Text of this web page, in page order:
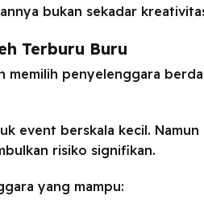
bukan sekadar
Terburu Buru
memilih penyelenggara
event berskala kecil.
risiko signifikan.
yang mampu: